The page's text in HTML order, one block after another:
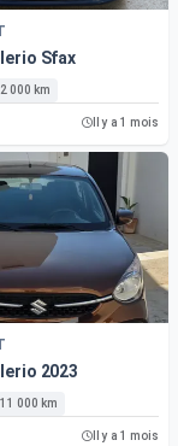
Sfax
000 km
Il y a 1 mois
2023
000 km
Il y a 1 mois